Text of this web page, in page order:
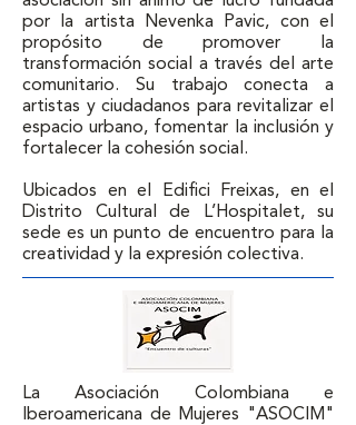
rompiendo estereotipos y prejuicios.
por la artista Nevenka Pavic, con el
propósito de promover la
transformación social a través del arte
comunitario. Su trabajo conecta a
artistas y ciudadanos para revitalizar el
espacio urbano, fomentar la inclusión y
fortalecer la cohesión social.
Ubicados en el Edifici Freixas, en el
Distrito Cultural de L’Hospitalet, su
sede es un punto de encuentro para la
creatividad y la expresión colectiva.
La Asociación Colombiana e
Iberoamericana de Mujeres "ASOCIM"